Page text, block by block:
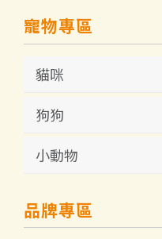
寵物專區
貓咪
狗狗
小動物
品牌專區